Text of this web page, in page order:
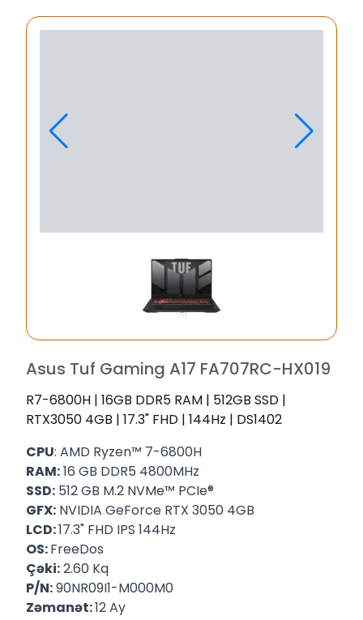
Asus Tuf Gaming A17 FA707RC-HX019
R7-6800H | 16GB DDR5 RAM | 512GB SSD |
RTX3050 4GB | 17.3" FHD | 144Hz | DS1402
CPU: AMD Ryzen™ 7-6800H
RAM:16 GB DDR5 4800MHz
SSD: 512 GB M.2 NVMe™ PCIe®
GFX: NVIDIA GeForce RTX 3050 4GB
LCD:17.3" FHD IPS 144Hz
OS:FreeDos
Çəki:2.60 Kq
P/N:90NR09I1-M000M0
Zəmanət:12 Ay